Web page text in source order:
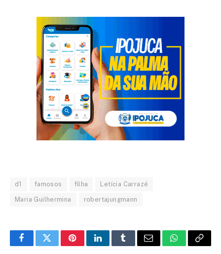
d1 famosos filha Letícia Carrazé
Maria Guilhermina robertajungmann
FacebookTwitterPinterestLinkedInTumblrEmail WhatsApp
Copy